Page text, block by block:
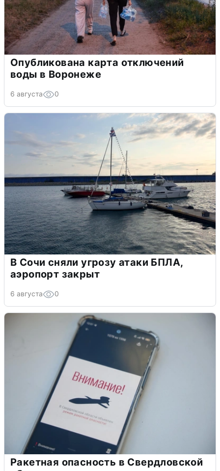
Опубликована карта отключений
воды в Воронеже
6 августа 0
В Сочи сняли угрозу атаки БПЛА,
аэропорт закрыт
6 августа 0
Ракетная опасность в Свердловской